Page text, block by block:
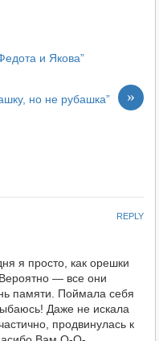
и Якова”
»
но не рубашка”
я просто, как орешки
— все они
памяти. Поймала себя
Даже не искала
продвинулась к
REPLY